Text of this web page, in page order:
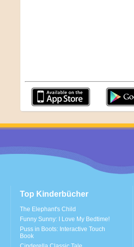
Top Kinderbücher
The Elephant's Child
Funny Sunny: I Love My Bedtime!
Puss in Boots: Interactive Touch
Book